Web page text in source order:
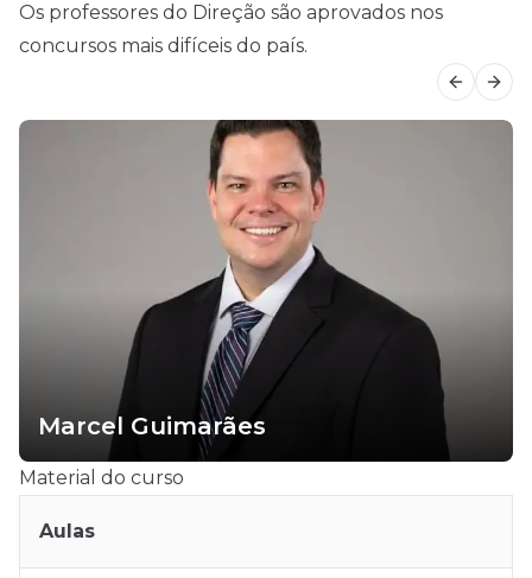
Os professores do Direção são aprovados nos
concursos mais difíceis do país.
Marcel Guimarães
Material do curso
Aulas